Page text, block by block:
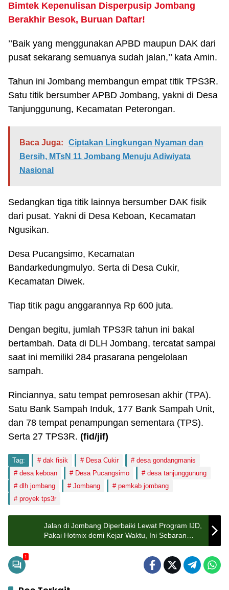
Bimtek Kepenulisan Disperpusip Jombang
Berakhir Besok, Buruan Daftar!
’’Baik yang menggunakan APBD maupun DAK dari
pusat sekarang semuanya sudah jalan,’’ kata Amin.
Tahun ini Jombang membangun empat titik TPS3R.
Satu titik bersumber APBD Jombang, yakni di Desa
Tanjunggunung, Kecamatan Peterongan.
Baca Juga:
Ciptakan Lingkungan Nyaman dan
Bersih, MTsN 11 Jombang Menuju Adiwiyata
Nasional
Sedangkan tiga titik lainnya bersumber DAK fisik
dari pusat. Yakni di Desa Keboan, Kecamatan
Ngusikan.
Desa Pucangsimo, Kecamatan
Bandarkedungmulyo. Serta di Desa Cukir,
Kecamatan Diwek.
Tiap titik pagu anggarannya Rp 600 juta.
Dengan begitu, jumlah TPS3R tahun ini bakal
bertambah. Data di DLH Jombang, tercatat sampai
saat ini memiliki 284 prasarana pengelolaan
sampah.
Rinciannya, satu tempat pemrosesan akhir (TPA).
Satu Bank Sampah Induk, 177 Bank Sampah Unit,
dan 78 tempat penampungan sementara (TPS).
Serta 27 TPS3R. (fid/jif)
Tag: dak fisik Desa Cukir
desa gondangmanis
desa keboan
Desa Pucangsimo
desa tanjunggunung
dlh jombang
Jombang
pemkab jombang
proyek tps3r
Jalan di Jombang Diperbaiki Lewat Program IJD,
Pakai Hotmix demi Kejar Waktu, Ini Sebaran
Lokasinya
1